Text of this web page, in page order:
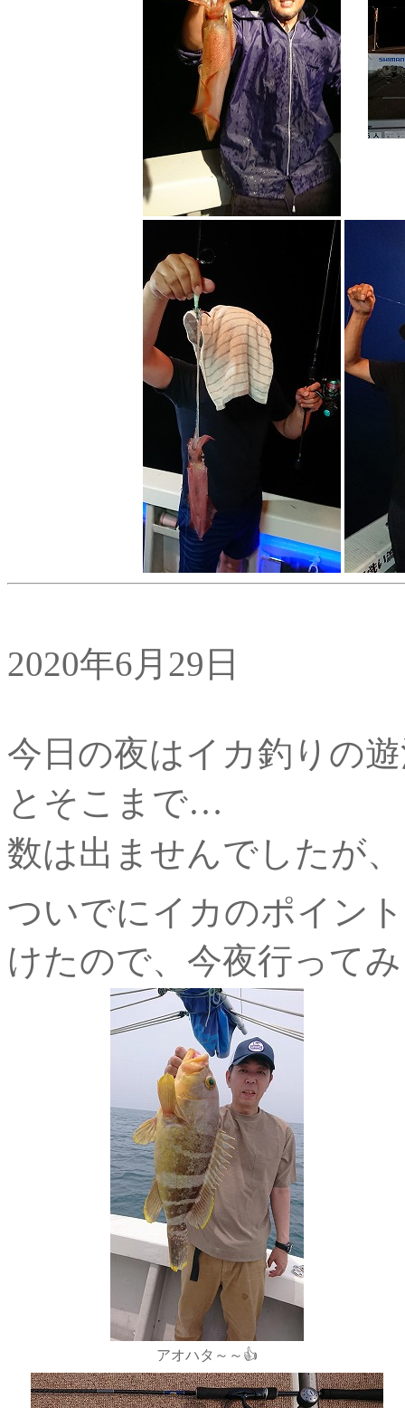
2020年6月29日
今日の夜はイカ釣りの
とそこまで…
数は出ませんでしたが
ついでにイカのポイン
けたので、今夜行って
アオハタ～～👍